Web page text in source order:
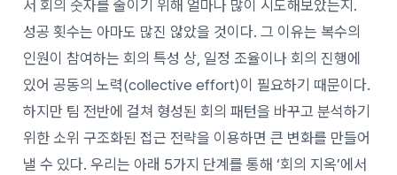
서 회의 숫자를 줄이기 위해 얼마나 많이 시도해보았는지.
성공 횟수는 아마도 많진 않았을 것이다. 그 이유는 복수의
인원이 참여하는 회의 특성 상, 일정 조율이나 회의 진행에
있어 공동의 노력(collective effort)이 필요하기 때문이다.
하지만 팀 전반에 걸쳐 형성된 회의 패턴을 바꾸고 분석하기
위한 소위 구조화된 접근 전략을 이용하면 큰 변화를 만들어
낼 수 있다. 우리는 아래 5가지 단계를 통해 ‘회의 지옥’에서